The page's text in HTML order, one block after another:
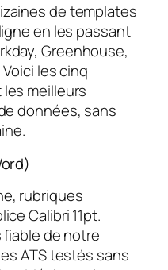
de templates
en les passant
Greenhouse,
les cinq
meilleurs
données, sans
rubriques
Calibri 11pt.
fiable de notre
ATS testés sans